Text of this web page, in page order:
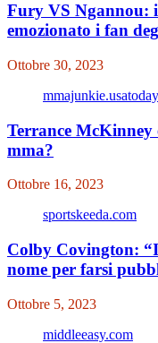
Fury VS Ngannou:
emozionato i fan
Ottobre 30, 2023
Terrance McKinney
mma?
Ottobre 16, 2023
sportskeeda.com
Colby Covington:
nome per farsi
Ottobre 5, 2023
middleeasy.com